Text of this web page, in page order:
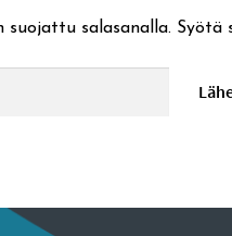
suojattu salasanalla. Syötä